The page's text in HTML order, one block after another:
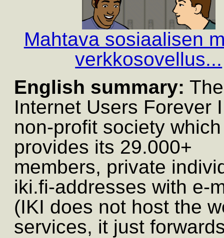
Mahtava sosiaalisen
verkkosovellus...
English summary: The
Internet Users Forever
non-profit society which
provides its 29.000+
members, private
iki.fi-addresses with e-
(IKI does not host the
services, it just